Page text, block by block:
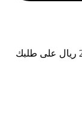
خصم 20 ريال على طلبك